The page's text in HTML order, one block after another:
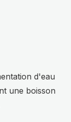
d'eau
une boisson